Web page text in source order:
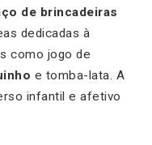
de brincadeiras
dedicadas à
como jogo de
e tomba-lata. A
infantil e afetivo